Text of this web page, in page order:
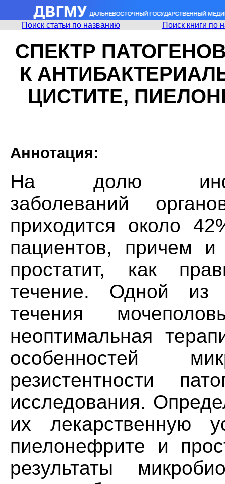
Поиск статьи по названию Поиск книги по
СПЕКТР
К
ЦИСТИТЕ,
Аннотация:
На долю
заболеваний
приходится около
пациентов, причем
простатит, как
течение. Одной из
течения
неоптимальная
особенностей
резистентности
исследования.
их лекарственную
пиелонефрите и
результаты